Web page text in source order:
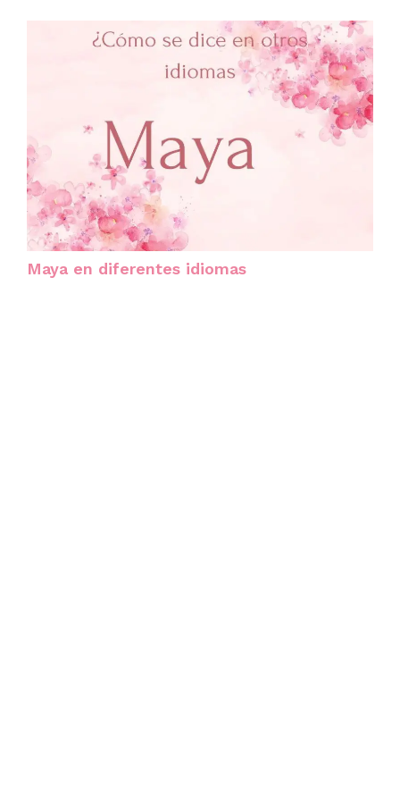
Maya en diferentes idiomas